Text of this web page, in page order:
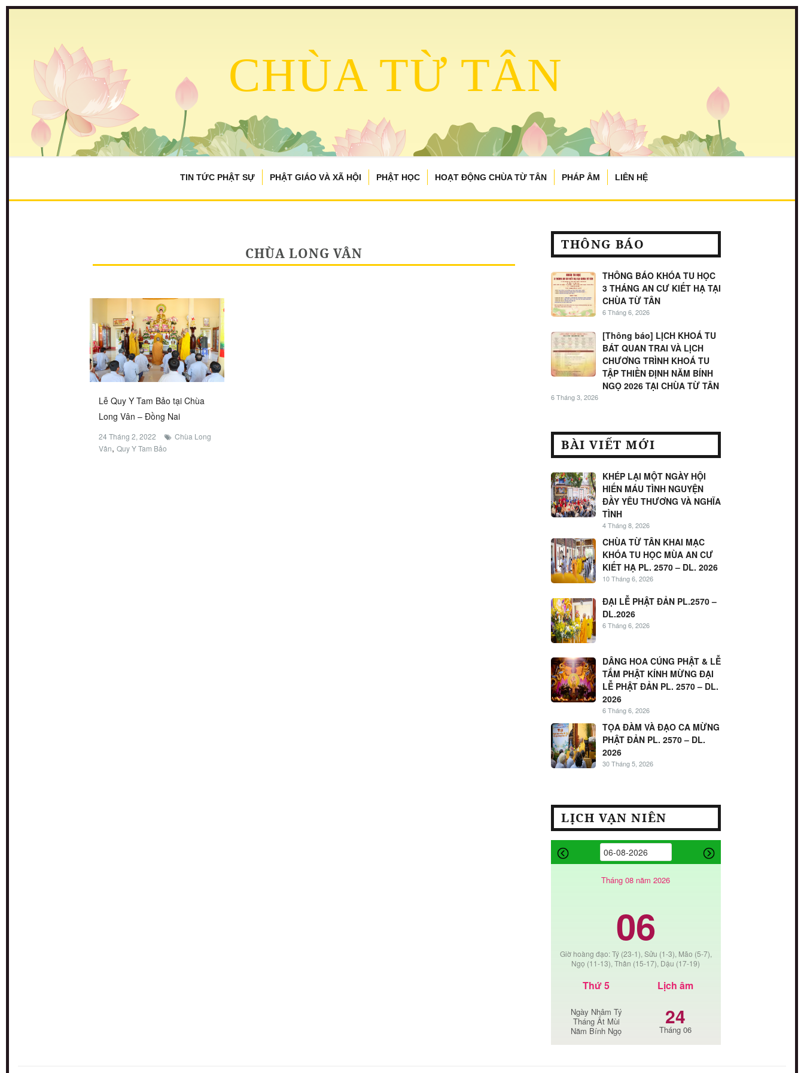
CHÙA TỪ TÂN
TIN TỨC PHẬT SỰ PHẬT GIÁO VÀ XÃ HỘI PHẬT HỌC HOẠT ĐỘNG CHÙA TỪ TÂN PHÁP ÂM LIÊN HỆ
CHÙA LONG VÂN
Lễ Quy Y Tam Bảo tại Chùa
Long Vân – Đồng Nai
24 Tháng 2, 2022
Chùa Long
Vân, Quy Y Tam Bảo
THÔNG BÁO
THÔNG BÁO KHÓA TU HỌC
3 THÁNG AN CƯ KIẾT HẠ TẠI
CHÙA TỪ TÂN
6 Tháng 6, 2026
[Thông báo] LỊCH KHOÁ TU
BÁT QUAN TRAI VÀ LỊCH
CHƯƠNG TRÌNH KHOÁ TU
TẬP THIỀN ĐỊNH NĂM BÍNH
NGỌ 2026 TẠI CHÙA TỪ TÂN
6 Tháng 3, 2026
BÀI VIẾT MỚI
KHÉP LẠI MỘT NGÀY HỘI
HIẾN MÁU TÌNH NGUYỆN
ĐẦY YÊU THƯƠNG VÀ NGHĨA
TÌNH
4 Tháng 8, 2026
CHÙA TỪ TÂN KHAI MẠC
KHÓA TU HỌC MÙA AN CƯ
KIẾT HẠ PL. 2570 – DL. 2026
10 Tháng 6, 2026
ĐẠI LỄ PHẬT ĐẢN PL.2570 –
DL.2026
6 Tháng 6, 2026
DÂNG HOA CÚNG PHẬT & LỄ
TẮM PHẬT KÍNH MỪNG ĐẠI
LỄ PHẬT ĐẢN PL. 2570 – DL.
2026
6 Tháng 6, 2026
TỌA ĐÀM VÀ ĐẠO CA MỪNG
PHẬT ĐẢN PL. 2570 – DL.
2026
30 Tháng 5, 2026
LỊCH VẠN NIÊN
Tháng 08 năm 2026
06
Giờ hoàng đạo: Tý (23-1), Sửu (1-3), Mão (5-7),
Ngọ (11-13), Thân (15-17), Dậu (17-19)
Thứ 5
Ngày Nhâm Tý
Tháng Ất Mùi
Năm Bính Ngọ
Lịch âm
24
Tháng 06